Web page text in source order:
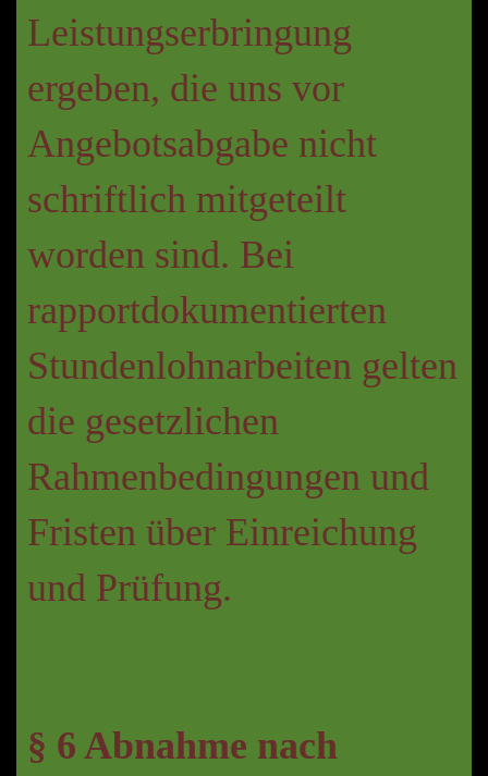
Leistungserbringung
ergeben, die uns vor
Angebotsabgabe nicht
schriftlich mitgeteilt
worden sind. Bei
rapportdokumentierten
Stundenlohnarbeiten gelten
die gesetzlichen
Rahmenbedingungen und
Fristen über Einreichung
und Prüfung.
§ 6 Abnahme nach